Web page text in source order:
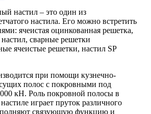
настил – это один из
настила. Его можно встретить
ячеистая оцинкованная решетка,
сварные решетки
ячеистые решетки, настил SP
при помощи кузнечно-
полос с покровными под
кН. Роль покровной полосы в
играет пруток различного
связующую функцию и